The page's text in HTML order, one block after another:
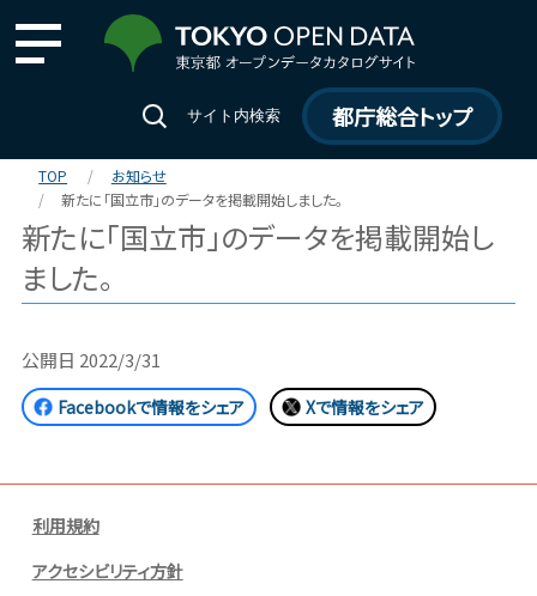
サイト内検索 都庁総合トップ
TOP
お知らせ
新たに「国立市」のデータを掲載開始しました。
新たに「国立市」のデータを掲載開始し
ました。
公開日 2022/3/31
Facebookで情報をシェア Xで情報をシェア
利用規約
アクセシビリティ方針